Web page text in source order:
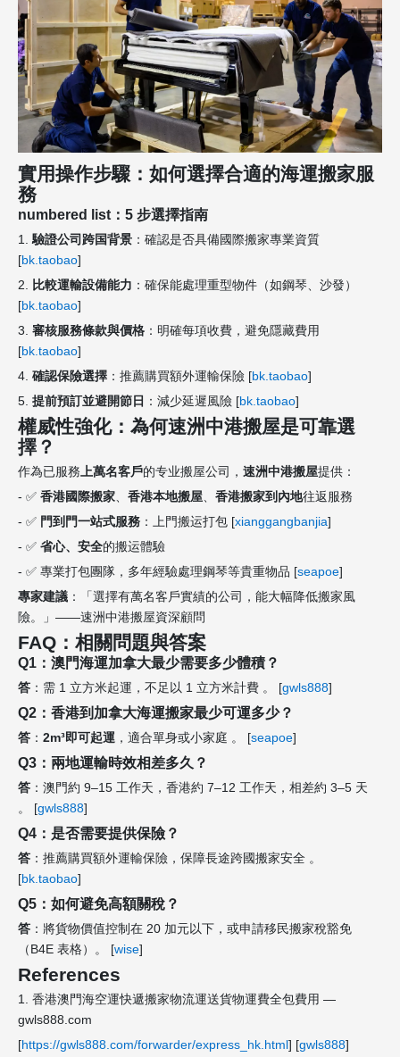
實用操作步驟：如何選擇合適的海運搬家服
務
numbered list：5 步選擇指南
1. 驗證公司跨国背景 ：確認是否具備國際搬家專業資質
[bk.taobao]
2.
比較運輸設備能力 ：確保能處理重型物件（如鋼琴、沙發）
[bk.taobao]
3. 審核服務條款與價格 ：明確每項收費，避免隱藏費用
[bk.taobao]
4. 確認保險選擇 ：推薦購買額外運輸保險 [bk.taobao]
5. 提前預訂並避開節日 ：減少延遲風險 [bk.taobao]
權威性強化：為何速洲中港搬屋是可靠選
擇？
作為已服務 上萬名客戶的专业搬屋公司， 速洲中港搬屋提供：
- ✅ 香港國際搬家 香港本地搬屋 香港搬家到內地往返服務
- ✅ 門到門一站式服務 ：上門搬运打包 [xianggangbanjia]
- ✅ 省心、安全的搬运體驗
- ✅ 專業打包團隊，多年經驗處理鋼琴等貴重物品 [seapoe]
專家建議 ：「選擇有萬名客戶實績的公司，能大幅降低搬家風
險。」——速洲中港搬屋資深顧問
FAQ：相關問題與答案
Q1：澳門海運加拿大最少需要多少體積？
答 ：需 1 立方米起運，不足以 1 立方米計費 。 [gwls888]
Q2：香港到加拿大海運搬家最少可運多少？
答 ： 2m³即可起運 ，適合單身或小家庭 。 [seapoe]
Q3：兩地運輸時效相差多久？
答 ：澳門約 9–15 工作天，香港約 7–12 工作天，相差約 3–5 天
。 [gwls888]
Q4：是否需要提供保險？
答 ：推薦購買額外運輸保險，保障長途跨國搬家安全 。
[bk.taobao]
Q5：如何避免高額關稅？
答 ：將貨物價值控制在 20 加元以下，或申請移民搬家稅豁免
（B4E 表格）。 [wise]
References
1. 香港澳門海空運快遞搬家物流運送貨物運費全包費用 —
gwls888.com
[https://gwls888.com/forwarder/express_hk.html] [gwls888]